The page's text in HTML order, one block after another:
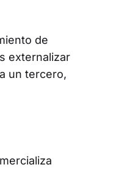
de
externalizar
un tercero,